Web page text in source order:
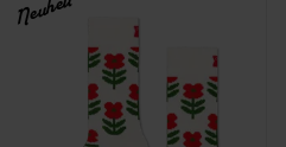
Neuheit